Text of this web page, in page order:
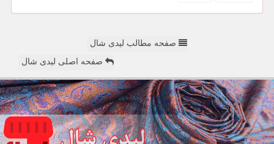
صفحه مطالب لیدی شال
صفحه اصلی لیدی شال